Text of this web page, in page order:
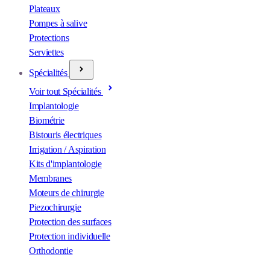
Plateaux
Pompes à salive
Protections
Serviettes
Spécialités
Voir tout Spécialités
Implantologie
Biométrie
Bistouris électriques
Irrigation / Aspiration
Kits d'implantologie
Membranes
Moteurs de chirurgie
Piezochirurgie
Protection des surfaces
Protection individuelle
Orthodontie